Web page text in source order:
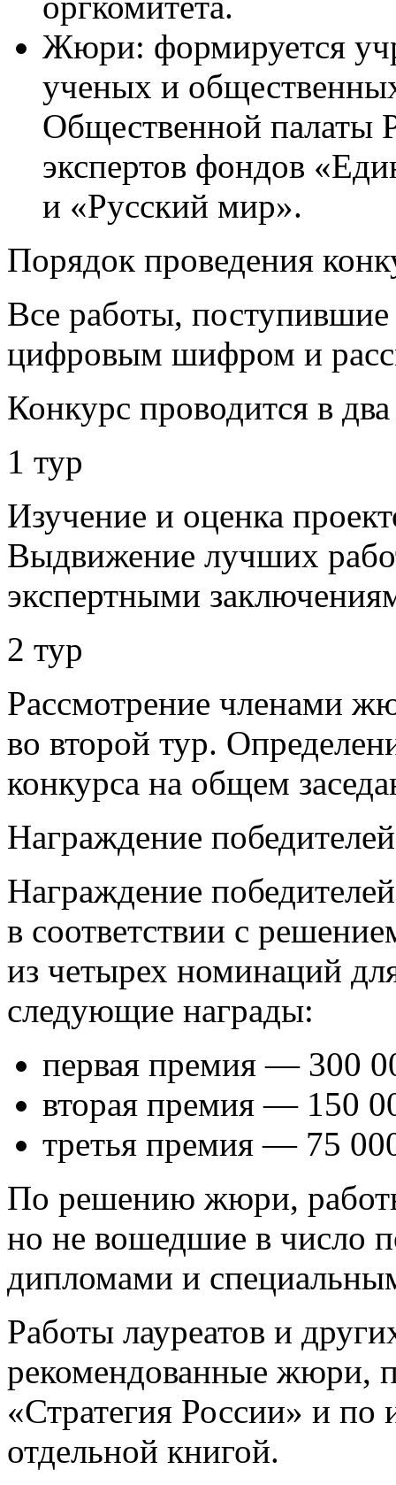
Жюри: формируется
ученых и
Общественной палаты
экспертов фондов
и «Русский мир».
Порядок проведения
Все работы, поступившие
цифровым шифром и
Конкурс проводится в
1 тур
Изучение и оценка
Выдвижение лучших
экспертными
2 тур
Рассмотрение членами
во второй тур.
конкурса на общем
Награждение
Награждение
в соответствии с
из четырех номинаций
следующие награды:
первая премия — 300
вторая премия — 150
третья премия — 75
По решению жюри,
но не вошедшие в число
дипломами и
Работы лауреатов и
рекомендованные жюри,
«Стратегия России» и по
отдельной книгой.